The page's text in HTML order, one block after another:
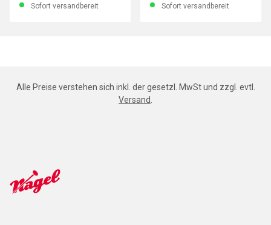
Sofort versandbereit Sofort versandbereit
Alle Preise verstehen sich inkl. der gesetzl. MwSt und zzgl. evtl.
Versand